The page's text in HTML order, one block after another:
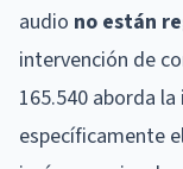
audio no están
intervención de
165.540 aborda
específicamente